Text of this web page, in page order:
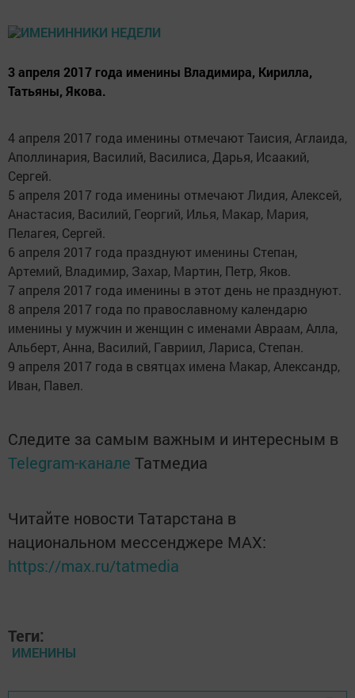
3 апреля 2017 года именины Владимира, Кирилла,
Татьяны, Якова.
4 апреля 2017 года именины отмечают Таисия, Аглаида,
Аполлинария, Василий, Василиса, Дарья, Исаакий,
Сергей.
5 апреля 2017 года именины отмечают Лидия, Алексей,
Анастасия, Василий, Георгий, Илья, Макар, Мария,
Пелагея, Сергей.
6 апреля 2017 года празднуют именины Степан,
Артемий, Владимир, Захар, Мартин, Петр, Яков.
7 апреля 2017 года именины в этот день не празднуют.
8 апреля 2017 года по православному календарю
именины у мужчин и женщин с именами Авраам, Алла,
Альберт, Анна, Василий, Гавриил, Лариса, Степан.
9 апреля 2017 года в святцах имена Макар, Александр,
Иван, Павел.
Следите за самым важным и интересным в
Telegram-канале Татмедиа
Читайте новости Татарстана в
национальном мессенджере MАХ:
https://max.ru/tatmedia
Теги:
ИМЕНИНЫ